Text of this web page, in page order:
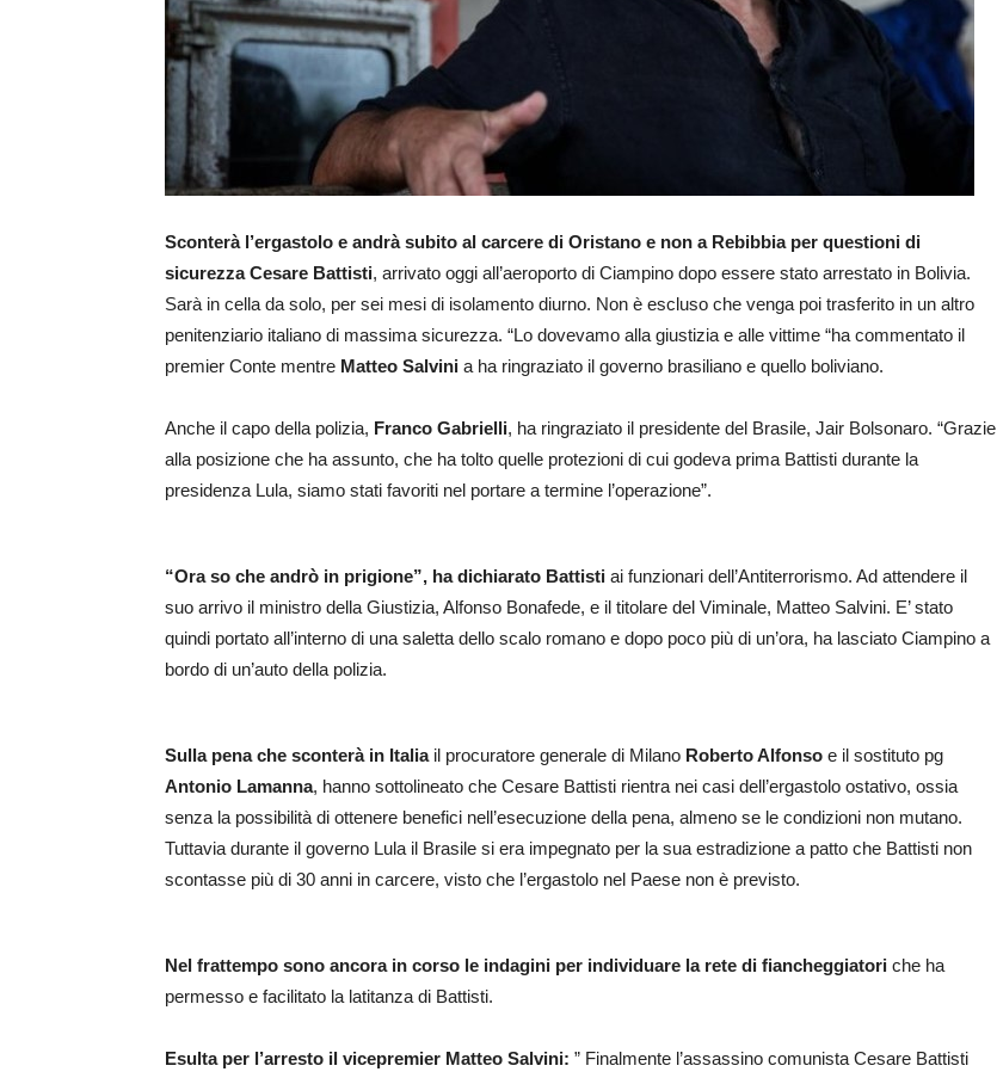
Sconterà l’ergastolo e andrà subito al carcere di Oristano e non a Rebibbia per questioni di
sicurezza Cesare Battisti, arrivato oggi all’aeroporto di Ciampino dopo essere stato arrestato in Bolivia.
Sarà in cella da solo, per sei mesi di isolamento diurno. Non è escluso che venga poi trasferito in un altro
penitenziario italiano di massima sicurezza. “Lo dovevamo alla giustizia e alle vittime “ha commentato il
premier Conte mentre Matteo Salvini a ha ringraziato il governo brasiliano e quello boliviano.
Anche il capo della polizia, Franco Gabrielli, ha ringraziato il presidente del Brasile, Jair Bolsonaro. “Grazie
alla posizione che ha assunto, che ha tolto quelle protezioni di cui godeva prima Battisti durante la
presidenza Lula, siamo stati favoriti nel portare a termine l’operazione”.
“Ora so che andrò in prigione”, ha dichiarato Battisti ai funzionari dell’Antiterrorismo. Ad attendere il
suo arrivo il ministro della Giustizia, Alfonso Bonafede, e il titolare del Viminale, Matteo Salvini. E’ stato
quindi portato all’interno di una saletta dello scalo romano e dopo poco più di un’ora, ha lasciato Ciampino a
bordo di un’auto della polizia.
Sulla pena che sconterà in Italiail procuratore generale di Milano Roberto Alfonso e il sostituto pg
Antonio Lamanna, hanno sottolineato che Cesare Battisti rientra nei casi dell’ergastolo ostativo, ossia
senza la possibilità di ottenere benefici nell’esecuzione della pena, almeno se le condizioni non mutano.
Tuttavia durante il governo Lula il Brasile si era impegnato per la sua estradizione a patto che Battisti non
scontasse più di 30 anni in carcere, visto che l’ergastolo nel Paese non è previsto.
Nel frattempo sono ancora in corso le indagini per individuare la rete di fiancheggiatori che ha
permesso e facilitato la latitanza di Battisti.
Esulta per l’arresto il vicepremier Matteo Salvini: ” Finalmente l’assassino comunista Cesare Battisti